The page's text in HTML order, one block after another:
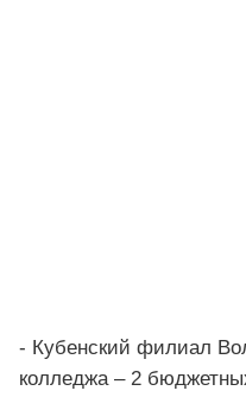
- Кубенский филиал
колледжа – 2